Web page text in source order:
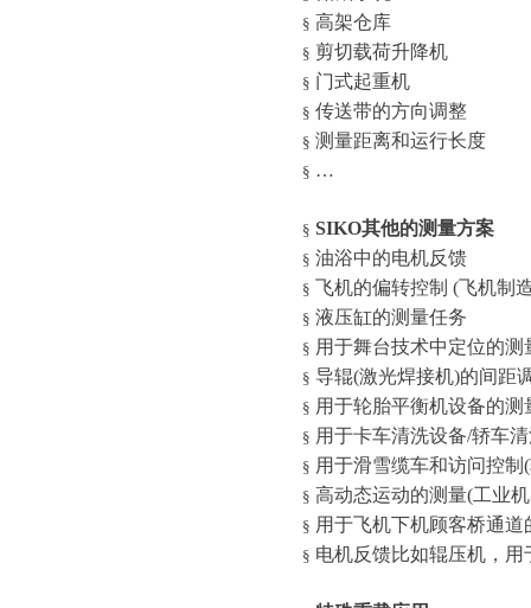
§ 高架仓库
§ 剪切载荷升降机
§ 门式起重机
§ 传送带的方向调整
§ 测量距离和运行长度
§ …
§ SIKO其他的测量方案
§ 油浴中的电机反馈
§ 飞机的偏转控制 (飞机制
§ 液压缸的测量任务
§ 用于舞台技术中定位的测
§ 导辊(激光焊接机)的间距
§ 用于轮胎平衡机设备的测
§ 用于卡车清洗设备/轿车
§ 用于滑雪缆车和访问控制 (
§ 高动态运动的测量(工业
§ 用于飞机下机顾客桥通道
§ 电机反馈比如辊压机，